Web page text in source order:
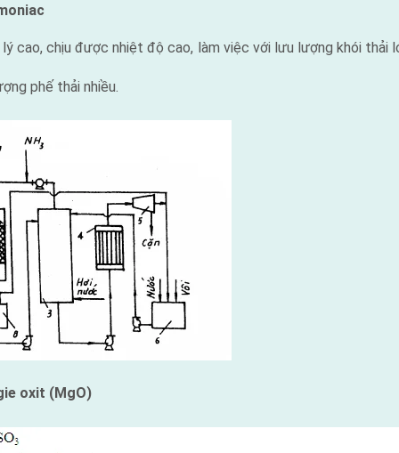
cao, chịu được nhiệt độ cao, làm việc với lưu lượng khói thải
phế thải nhiều.
oxit (MgO)